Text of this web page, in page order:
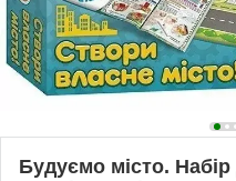
Будуємо місто.